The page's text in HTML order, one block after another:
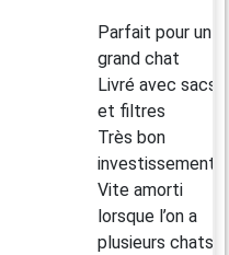
Parfait pour un
grand chat
Livré avec sacs
et filtres
Très bon
investissement
Vite amorti
lorsque l’on a
plusieurs chats